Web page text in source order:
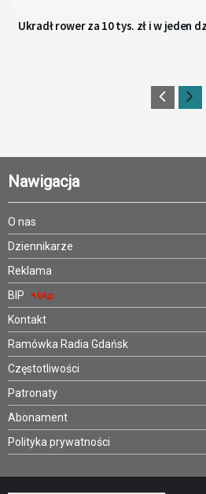
Ukradł rower za 10 tys. zł i w jeden
Nawigacja
O nas
Dziennikarze
Reklama
BIP
Kontakt
Ramówka Radia Gdańsk
Częstotliwości
Patronaty
Abonament
Polityka prywatności